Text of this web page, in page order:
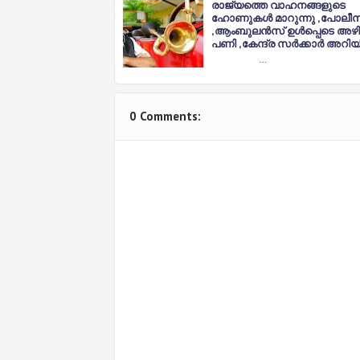
രാജ്യത്തെ വാഹനങ്ങളുടെ
ഹോണുകൾ മാറുന്നു
,ആംബുലൻസ് ഉൾപ്പെടെ
പണി ,കേന്ദ്ര സർക്കാർ
…
0 Comments: